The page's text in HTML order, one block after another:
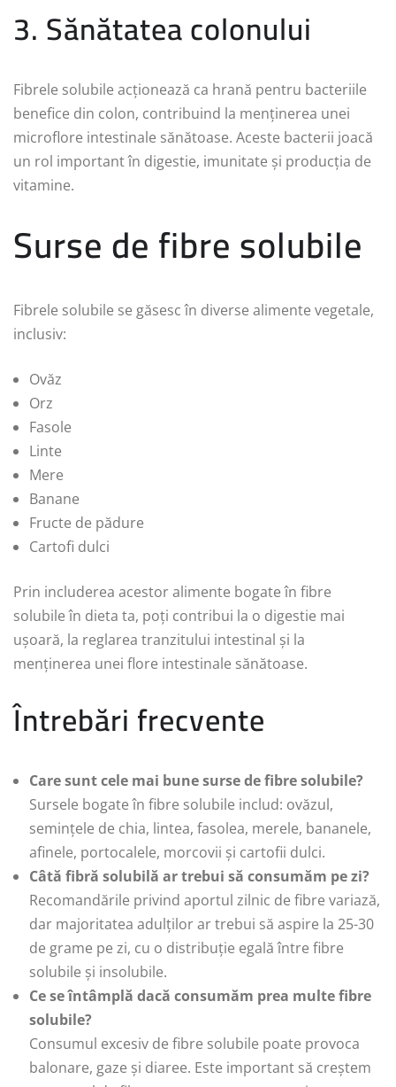
3. Sănătatea colonului
Fibrele solubile acționează ca hrană pentru bacteriile
benefice din colon, contribuind la menținerea unei
microflore intestinale sănătoase. Aceste bacterii joacă
un rol important în digestie, imunitate și producția de
vitamine.
Surse de fibre solubile
Fibrele solubile se găsesc în diverse alimente vegetale,
inclusiv:
Ovăz
Orz
Fasole
Linte
Mere
Banane
Fructe de pădure
Cartofi dulci
Prin includerea acestor alimente bogate în fibre
solubile în dieta ta, poți contribui la o digestie mai
ușoară, la reglarea tranzitului intestinal și la
menținerea unei flore intestinale sănătoase.
Întrebări frecvente
Care sunt cele mai bune surse de fibre solubile?
Sursele bogate în fibre solubile includ: ovăzul,
semințele de chia, lintea, fasolea, merele, bananele,
afinele, portocalele, morcovii și cartofii dulci.
Câtă fibră solubilă ar trebui să consumăm pe zi?
Recomandările privind aportul zilnic de fibre variază,
dar majoritatea adulților ar trebui să aspire la 25-30
de grame pe zi, cu o distribuție egală între fibre
solubile și insolubile.
Ce se întâmplă dacă consumăm prea multe fibre
solubile?
Consumul excesiv de fibre solubile poate provoca
balonare, gaze și diaree. Este important să creștem